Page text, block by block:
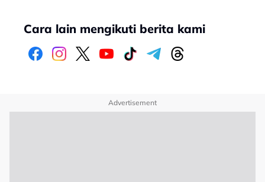
Cara lain mengikuti berita kami
Advertisement